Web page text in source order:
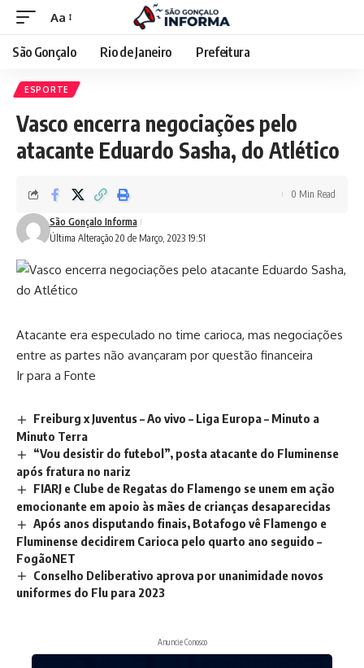
Aa
São Gonçalo Rio de Janeiro Prefeitura
ESPORTE
Vasco encerra negociações pelo
atacante Eduardo Sasha, do Atlético
Última Alteração 20 de Março, 2023 19:51
São Gonçalo Informa
0 Min Read
Atacante era especulado no time carioca, mas negociações
entre as partes não avançaram por questão financeira
Ir para a Fonte
Freiburg x Juventus – Ao vivo – Liga Europa – Minuto a
Minuto Terra
“Vou desistir do futebol”, posta atacante do Fluminense
após fratura no nariz
FIARJ e Clube de Regatas do Flamengo se unem em ação
emocionante em apoio às mães de crianças desaparecidas
Após anos disputando finais, Botafogo vê Flamengo e
Fluminense decidirem Carioca pelo quarto ano seguido –
FogãoNET
Conselho Deliberativo aprova por unanimidade novos
uniformes do Flu para 2023
Anuncie Conosco